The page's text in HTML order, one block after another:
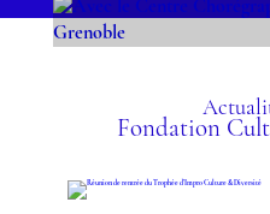
AVEC LE
NATIONAL
Fondation